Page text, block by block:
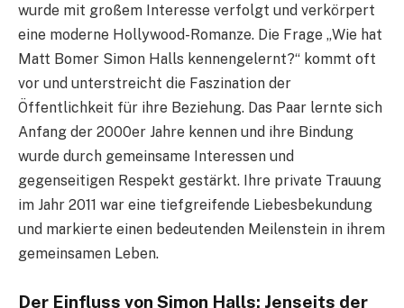
wurde mit großem Interesse verfolgt und verkörpert
eine moderne Hollywood-Romanze. Die Frage „Wie hat
Matt Bomer Simon Halls kennengelernt?“ kommt oft
vor und unterstreicht die Faszination der
Öffentlichkeit für ihre Beziehung. Das Paar lernte sich
Anfang der 2000er Jahre kennen und ihre Bindung
wurde durch gemeinsame Interessen und
gegenseitigen Respekt gestärkt. Ihre private Trauung
im Jahr 2011 war eine tiefgreifende Liebesbekundung
und markierte einen bedeutenden Meilenstein in ihrem
gemeinsamen Leben.
Der Einfluss von Simon Halls: Jenseits der